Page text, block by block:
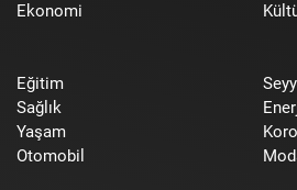
Ekonomi
Eğitim
Sağlık
Yaşam
Otomobil